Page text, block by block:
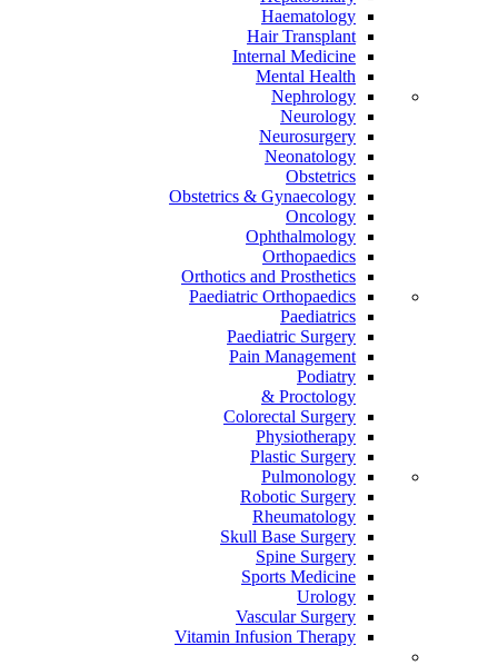
Haematology
Hair Transplant
Internal Medicine
Mental Health
Nephrology
Neurology
Neurosurgery
Neonatology
Obstetrics
Obstetrics & Gynaecology
Oncology
Ophthalmology
Orthopaedics
Orthotics and Prosthetics
Paediatric Orthopaedics
Paediatrics
Paediatric Surgery
Pain Management
Podiatry
Proctology &
Colorectal Surgery
Physiotherapy
Plastic Surgery
Pulmonology
Robotic Surgery
Rheumatology
Skull Base Surgery
Spine Surgery
Sports Medicine
Urology
Vascular Surgery
Vitamin Infusion Therapy